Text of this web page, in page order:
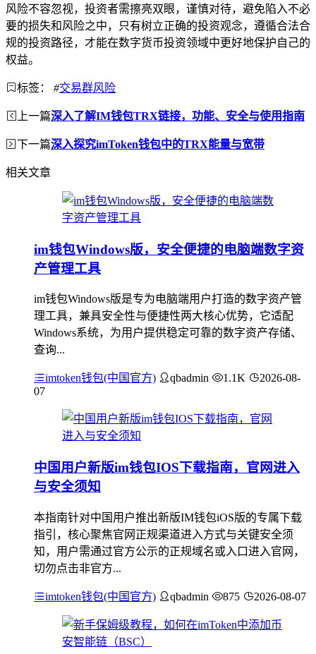
风险不容忽视，投资者需擦亮双眼，谨慎对待，避免陷入不必
要的损失和风险之中，只有树立正确的投资观念，遵循合法合
规的投资路径，才能在数字货币投资领域中更好地保护自己的
权益。
标签： #交易群风险
上一篇深入了解IM钱包TRX链接，功能、安全与使用指南
下一篇深入探究imToken钱包中的TRX能量与宽带
相关文章
im钱包Windows版，安全便捷的电脑端数字资
产管理工具
im钱包Windows版是专为电脑端用户打造的数字资产管
理工具，兼具安全性与便捷性两大核心优势，它适配
Windows系统，为用户提供稳定可靠的数字资产存储、
查询...
imtoken钱包(中国官方) qbadmin 1.1K
2026-08-
07
中国用户新版im钱包IOS下载指南，官网进入
与安全须知
本指南针对中国用户推出新版IM钱包iOS版的专属下载
指引，核心聚焦官网正规渠道进入方式与关键安全须
知，用户需通过官方公示的正规域名或入口进入官网，
切勿点击非官方...
imtoken钱包(中国官方) qbadmin 875 2026-08-07